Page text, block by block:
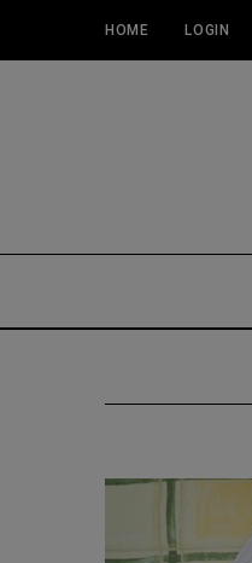
HOME LOGIN